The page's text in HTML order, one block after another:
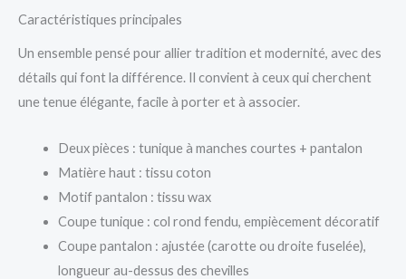
Caractéristiques principales
Un ensemble pensé pour allier tradition et modernité, avec des
détails qui font la différence. Il convient à ceux qui cherchent
une tenue élégante, facile à porter et à associer.
Deux pièces : tunique à manches courtes + pantalon
Matière haut : tissu coton
Motif pantalon : tissu wax
Coupe tunique : col rond fendu, empiècement décoratif
Coupe pantalon : ajustée (carotte ou droite fuselée),
longueur au-dessus des chevilles